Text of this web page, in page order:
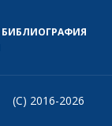
БИБЛИОГРАФИЯ
(C) 2016-2026